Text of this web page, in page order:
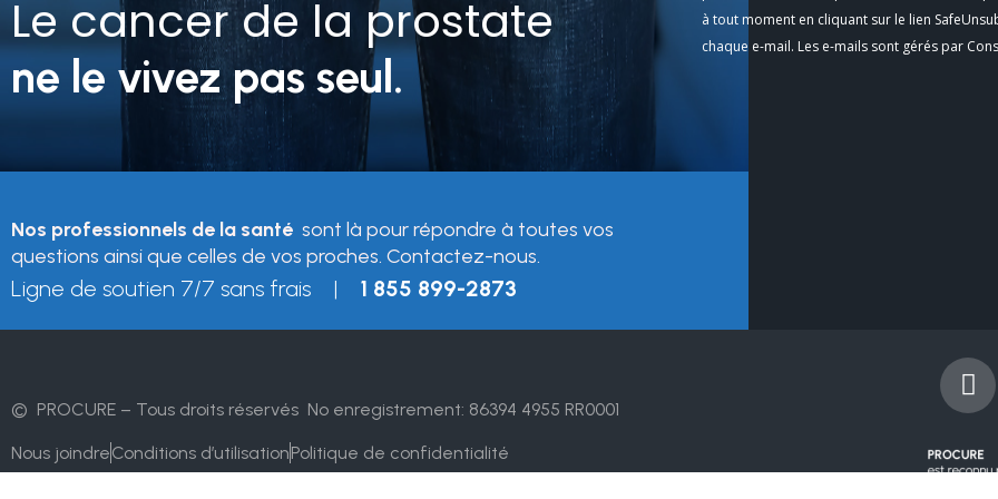
Le cancer de la prostate
ne le vivez pas seul.
Use.
Please
à tout moment en cliquant sur le lien
chaque e-mail. Les e-mails sont gérés par
Nos professionnels de la santé sont là pour répondre à toutes vos
questions ainsi que celles de vos proches. Contactez-nous.
Ligne de soutien 7/7 sans frais | 1 855 899-2873
© PROCURE – Tous droits réservés No enregistrement: 86394 4955 RR0001
Nous joindreConditions d’utilisationPolitique de confidentialité
F
a
e
b